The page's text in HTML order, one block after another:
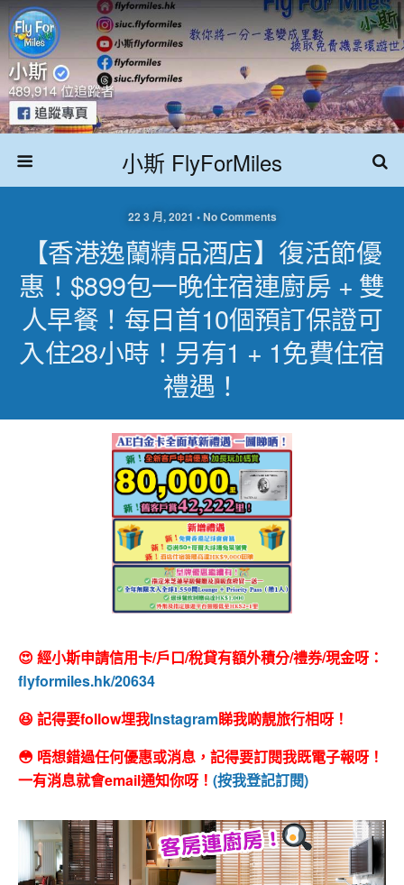
小斯 FlyForMiles
22 3 月, 2021 • No Comments
【香港逸蘭精品酒店】復活節優
惠！$899包一晚住宿連廚房 + 雙
人早餐！每日首10個預訂保證可
入住28小時！另有1 + 1免費住宿
禮遇！
😍 經小斯申請信用卡/戶口/稅貸有額外積分/禮券/現金呀：
flyformiles.hk/20634
😆 記得要follow埋我Instagram睇我啲靚旅行相呀！
😳 唔想錯過任何優惠或消息，記得要訂閱我既電子報呀！
一有消息就會email通知你呀！ (按我登記訂閱)